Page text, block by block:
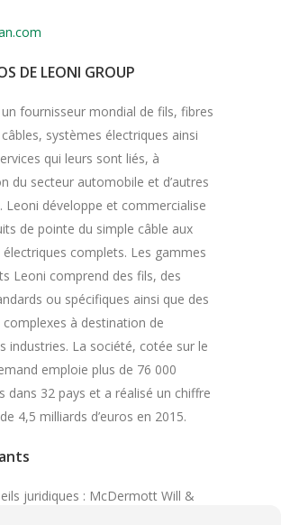
DE LEONI GROUP
fournisseur mondial de fils, fibres
systèmes électriques ainsi
qui leurs sont liés, à
du secteur automobile et d’autres
Leoni développe et commercialise
de pointe du simple câble aux
complets. Les gammes
Leoni comprend des fils, des
ou spécifiques ainsi que des
complexes à destination de
industries. La société, cotée sur le
emploie plus de 76 000
dans 32 pays et a réalisé un chiffre
4,5 milliards d’euros en 2015.
juridiques : McDermott Will &